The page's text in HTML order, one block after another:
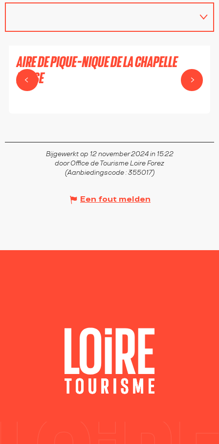
AIRE DE PIQUE-NIQUE DE LA CHAPELLE
BASSE
Bijgewerkt op 12 november 2024 in 15:22
door Office de Tourisme Loire Forez
(Aanbiedingscode :355017)
Een fout melden